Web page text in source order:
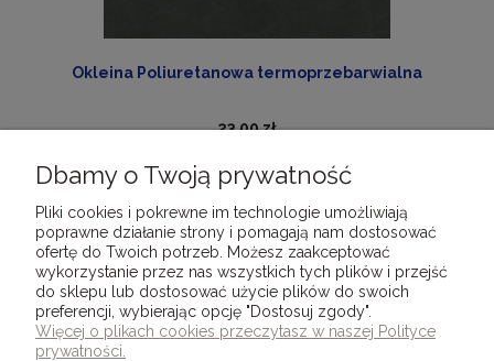
Okleina Poliuretanowa termoprzebarwialna
23,00 zł
DO KOSZYKA
DLA KLIENTÓW
Dbamy o Twoją prywatność
Pliki cookies i pokrewne im technologie umożliwiają
poprawne działanie strony i pomagają nam dostosować
ofertę do Twoich potrzeb. Możesz zaakceptować
wykorzystanie przez nas wszystkich tych plików i przejść
do sklepu lub dostosować użycie plików do swoich
preferencji, wybierając opcję "Dostosuj zgody".
Więcej o plikach cookies przeczytasz w naszej Polityce
prywatności.